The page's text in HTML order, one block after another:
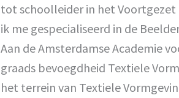
tot schoolleider in het
ik me gespecialiseerd in de
Aan de Amsterdamse Academie
graads bevoegdheid Textiele
het terrein van Textiele